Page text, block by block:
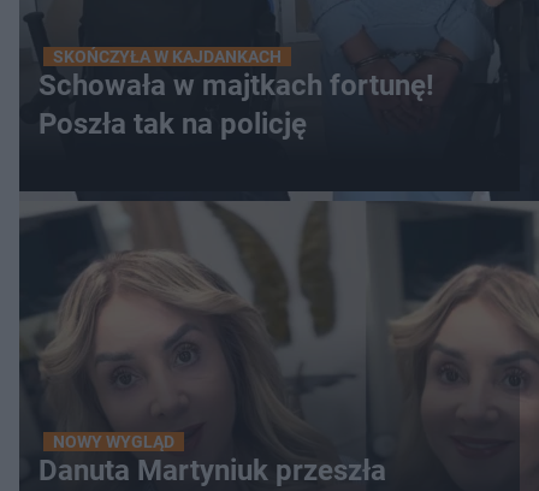
SKOŃCZYŁA W KAJDANKACH
Schowała w majtkach fortunę!
Poszła tak na policję
NOWY WYGLĄD
Danuta Martyniuk przeszła